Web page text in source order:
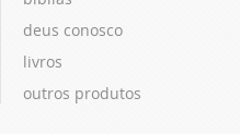
deus conosco
livros
outros produtos